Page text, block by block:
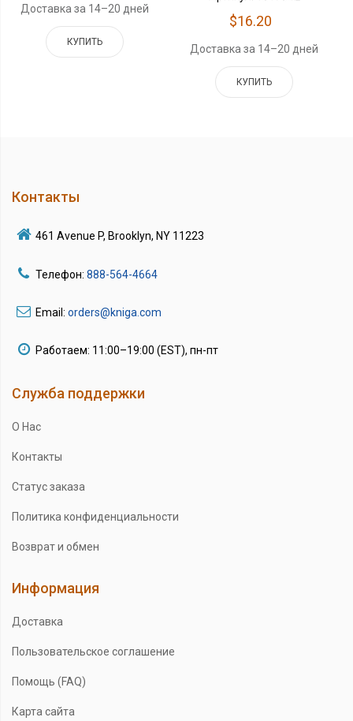
Доставка за 14–20 дней
КУПИТЬ
$16.20
Доставка за 14–20 дней
КУПИТЬ
Контакты
461 Avenue P, Brooklyn, NY 11223
Телефон: 888-564-4664
Email: orders@kniga.com
Работаем: 11:00–19:00 (EST), пн-пт
Служба поддержки
О Нас
Контакты
Статус заказа
Политика конфиденциальности
Возврат и обмен
Информация
Доставка
Пользовательское соглашение
Помощь (FAQ)
Карта сайта